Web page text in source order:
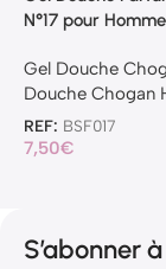
N°17 pour
Gel Douche
Douche Chogan
REF: BSF017
7,50€
S’abonner